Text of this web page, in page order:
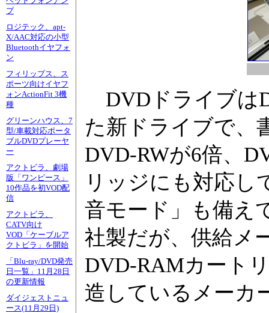
プ
ロジテック、apt-
X/AAC対応の小型
Bluetoothイヤフォ
ン
フィリップス、ス
ポーツ向けイヤフ
ォンActionFit 3機
種
グリーンハウス、7
型/車載対応ポータ
ブルDVDプレーヤ
ー
アクトビラ、劇場
版「ワンピース」
10作品を初VOD配
信
アクトビラ、
CATV向け
VOD「ケーブルア
クトビラ」を開始
「Blu-ray/DVD発売
日一覧」11月28日
の更新情報
ダイジェストニュ
ース(11月29日)
DVDドライブは
た新ドライブで、
DVD-RWが6倍、
リッジにも対応し
音モード」も備え
社製だが、供給メ
DVD-RAMカート
造しているメーカ